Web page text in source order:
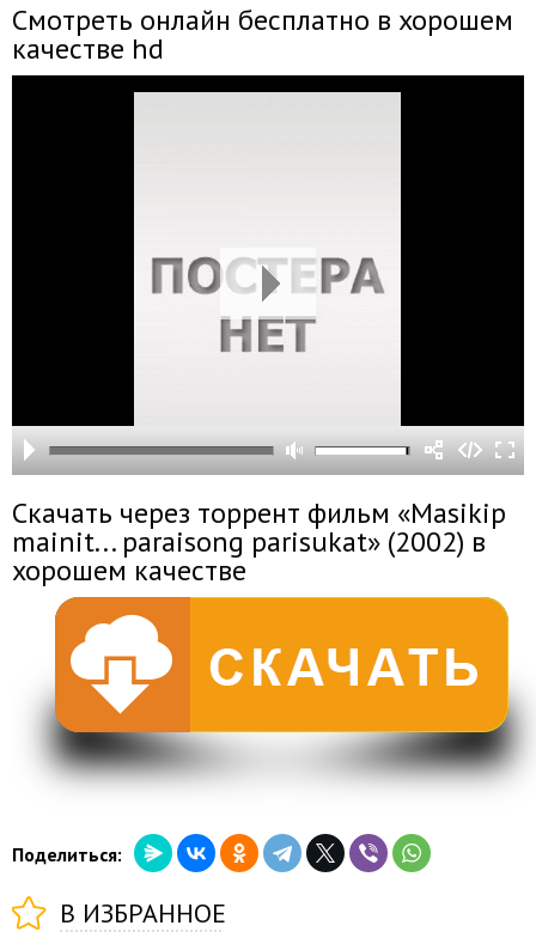
Смотреть онлайн бесплатно в хорошем
качестве hd
Скачать через торрент фильм «Masikip
mainit... paraisong parisukat» (2002) в
хорошем качестве
Поделиться:
В ИЗБРАННОЕ